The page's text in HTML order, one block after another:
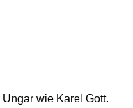
wie Karel Gott.